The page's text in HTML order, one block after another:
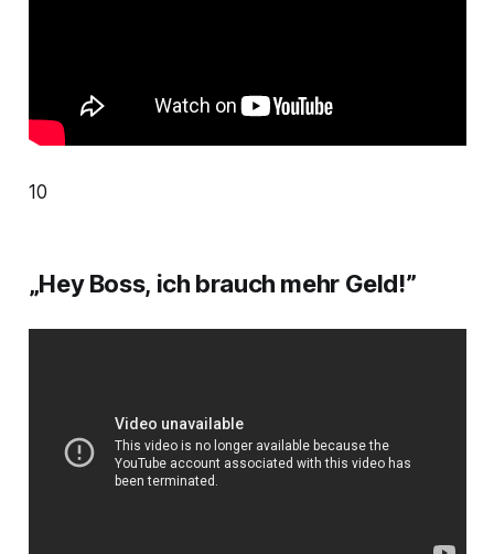
10
„Hey Boss, ich brauch mehr Geld!”